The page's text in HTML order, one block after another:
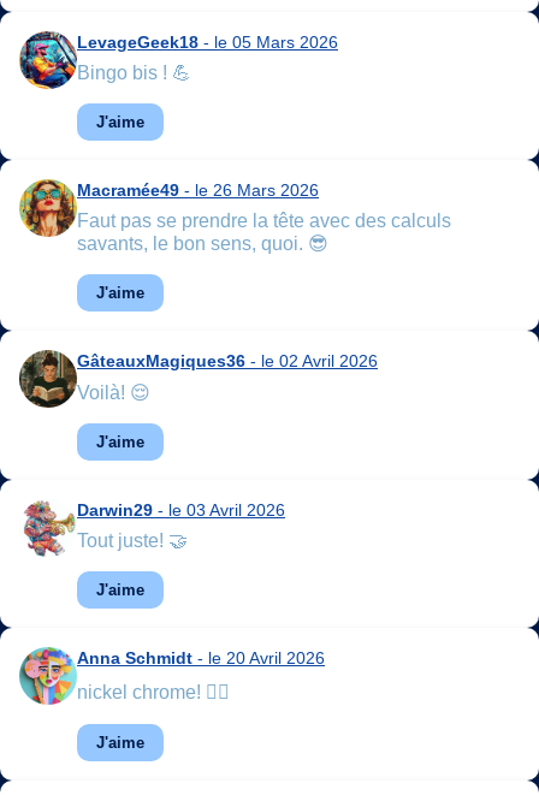
LevageGeek18 - le 05 Mars 2026
Bingo bis ! 💪
J'aime
Macramée49 - le 26 Mars 2026
Faut pas se prendre la tête avec des calculs
savants, le bon sens, quoi. 😎
J'aime
GâteauxMagiques36 - le 02 Avril 2026
Voilà! 😌
J'aime
Darwin29 - le 03 Avril 2026
Tout juste! 🤝
J'aime
Anna Schmidt - le 20 Avril 2026
nickel chrome! 👍🏻
J'aime